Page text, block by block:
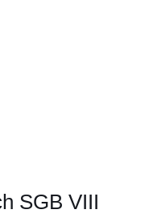
SGB VIII